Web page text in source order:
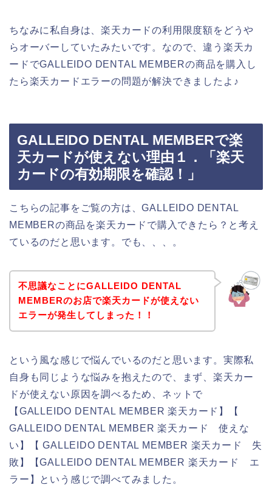
ちなみに私自身は、楽天カードの利用限度額をどうや
らオーバーしていたみたいです。なので、違う楽天カ
ードでGALLEIDO DENTAL MEMBERの商品を購入し
たら楽天カードエラーの問題が解決できましたよ♪
GALLEIDO DENTAL MEMBERで楽
天カードが使えない理由１．「楽天
カードの有効期限を確認！」
こちらの記事をご覧の方は、GALLEIDO DENTAL
MEMBERの商品を楽天カードで購入できたら？と考え
ているのだと思います。でも、、、。
不思議なことにGALLEIDO DENTAL
MEMBERのお店で楽天カードが使えない
エラーが発生してしまった！！
という風な感じで悩んでいるのだと思います。実際私
自身も同じような悩みを抱えたので、まず、楽天カー
ドが使えない原因を調べるため、ネットで
【GALLEIDO DENTAL MEMBER 楽天カード】【
GALLEIDO DENTAL MEMBER 楽天カード 使えな
い】【 GALLEIDO DENTAL MEMBER 楽天カード 失
敗】【GALLEIDO DENTAL MEMBER 楽天カード エ
ラー】という感じで調べてみました。